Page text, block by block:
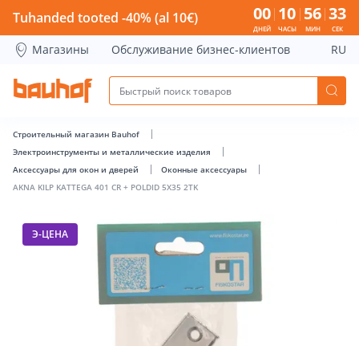
AKNA KILP KATTEGA 401 CR + POLDID 5X35 2TK - Bauhof
Tuhanded tooted -40% (al 10€) 00
ДНЕЙ
10
ЧАСЫ
56
МИН
33
СЕК
Магазины Обслуживание бизнес-клиентов RU
Строительный магазин Bauhof
Электроинструменты и металлические изделия
Аксессуары для окон и дверей
Оконные аксессуары
AKNA KILP KATTEGA 401 CR + POLDID 5X35 2TK
Э-ЦЕНА